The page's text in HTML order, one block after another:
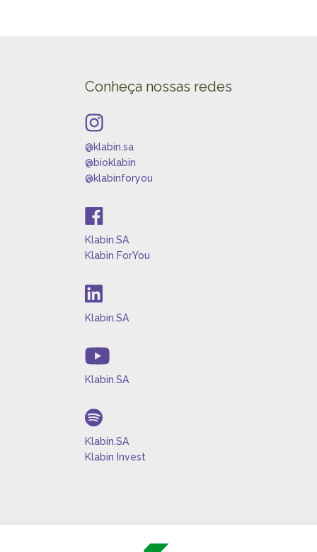
Conheça nossas redes
@klabin.sa
@bioklabin
@klabinforyou
Klabin.SA
Klabin ForYou
Klabin.SA
Klabin.SA
Klabin.SA
Klabin Invest